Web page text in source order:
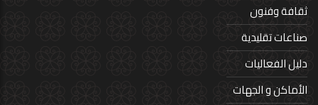
ثقافة وفنون
صناعات تقليدية
دليل الفعاليات
الأماكن و الجهات